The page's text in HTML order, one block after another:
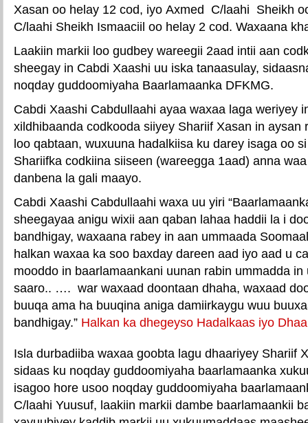
Xasan oo helay 12 cod, iyo Axmed C/laahi Sheikh
C/laahi Sheikh Ismaaciil oo helay 2 cod. Waxaana
Laakiin markii loo gudbey wareegii 2aad intii aan
sheegay in Cabdi Xaashi uu iska tanaasulay,
noqday guddoomiyaha Baarlamaanka DFKMG.
Cabdi Xaashi Cabdullaahi ayaa waxaa laga weriyey
xildhibaanda codkooda siiyey Shariif Xasan in aysan
loo qabtaan, wuxuuna hadalkiisa ku darey isaga oo
Shariifka codkiina siiseen (wareegga 1aad) anna
danbena la gali maayo.
Cabdi Xaashi Cabdullaahi waxa uu yiri
sheegayaa anigu wixii aan qaban lahaa haddii la i
bandhigay, waxaana rabey in aan ummaada
halkan waxaa ka soo baxday dareen aad iyo aad u
mooddo in baarlamaankani uunan rabin ummadda in
saaro.. …. war waxaad doontaan dhaha, waxaad
buuqa ama ha buuqina aniga damiirkaygu wuu
bandhigay.” Halkan ka dhegeyso Hadalkaas iyo
Isla durbadiiba waxaa goobta lagu dhaariyey Shariif
sidaas ku noqday guddoomiyaha baarlamaanka
isagoo hore usoo noqday guddoomiyaha
C/laahi Yuusuf, laakiin markii dambe baarlamaankii